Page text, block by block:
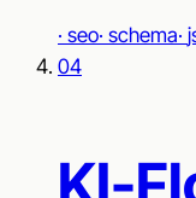
· seo· schema·
04